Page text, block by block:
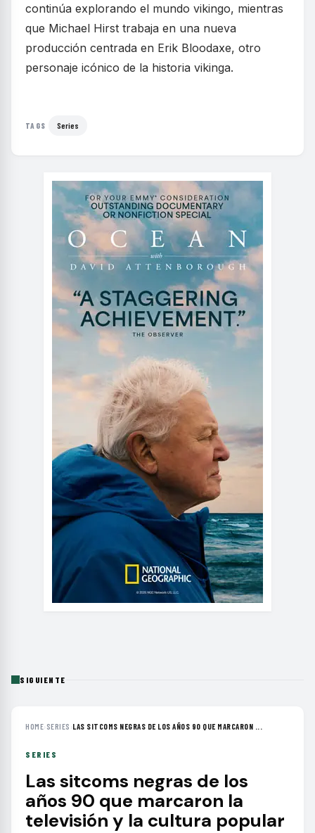
continúa explorando el mundo vikingo, mientras
que Michael Hirst trabaja en una nueva
producción centrada en Erik Bloodaxe, otro
personaje icónico de la historia vikinga.
TAGS Series
SIGUIENTE
HOME› SERIES ›LAS SITCOMS NEGRAS DE LOS AÑOS 90 QUE MARCARON ...
SERIES
Las sitcoms negras de los
años 90 que marcaron la
televisión y la cultura popular